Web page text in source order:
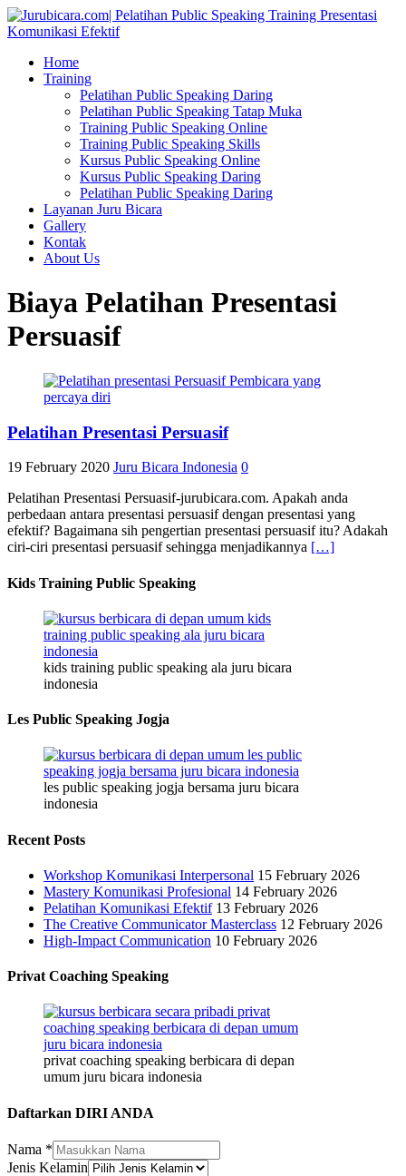
Home
Training
Pelatihan Public Speaking Daring
Pelatihan Public Speaking Tatap Muka
Training Public Speaking Online
Training Public Speaking Skills
Kursus Public Speaking Online
Kursus Public Speaking Daring
Pelatihan Public Speaking Daring
Layanan Juru Bicara
Gallery
Kontak
About Us
Biaya Pelatihan Presentasi
Persuasif
Pelatihan Presentasi Persuasif
19 February 2020 Juru Bicara Indonesia 0
Pelatihan Presentasi Persuasif-jurubicara.com. Apakah anda
perbedaan antara presentasi persuasif dengan presentasi yang
efektif? Bagaimana sih pengertian presentasi persuasif itu? Adakah
ciri-ciri presentasi persuasif sehingga menjadikannya […]
Kids Training Public Speaking
kids training public speaking ala juru bicara
indonesia
Les Public Speaking Jogja
les public speaking jogja bersama juru bicara
indonesia
Recent Posts
Workshop Komunikasi Interpersonal 15 February 2026
Mastery Komunikasi Profesional 14 February 2026
Pelatihan Komunikasi Efektif 13 February 2026
The Creative Communicator Masterclass 12 February 2026
High-Impact Communication 10 February 2026
Privat Coaching Speaking
privat coaching speaking berbicara di depan
umum juru bicara indonesia
Daftarkan DIRI ANDA
Nama *
Jenis Kelamin